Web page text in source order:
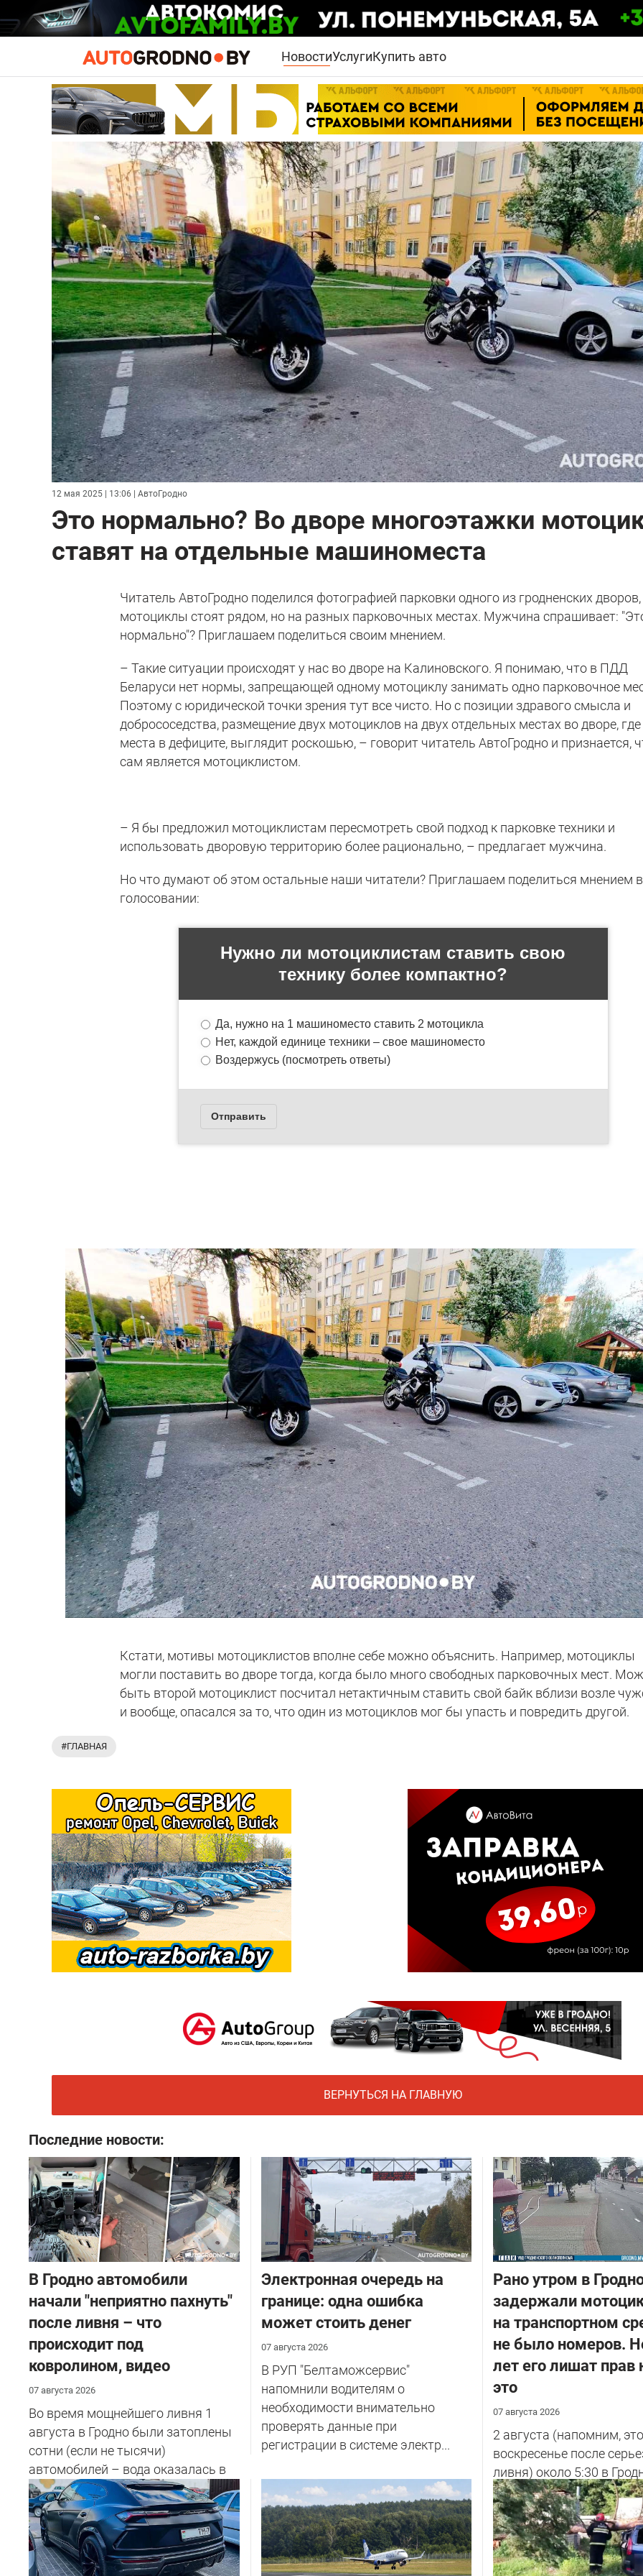
НовостиУслугиКупить авто
12 мая 2025 | 13:06 | АвтоГродно
Это нормально? Во дворе многоэтажки
ставят на отдельные машиноместа
Читатель АвтоГродно поделился фотографией парковки одного из гродненских дворов,
мотоциклы стоят рядом, но на разных парковочных местах. Мужчина спрашивает:
нормально"? Приглашаем поделиться своим мнением.
– Такие ситуации происходят у нас во дворе на Калиновского. Я понимаю, что в ПДД
Беларуси нет нормы, запрещающей одному мотоциклу занимать одно парковочное
Поэтому с юридической точки зрения тут все чисто. Но с позиции здравого смысла и
добрососедства, размещение двух мотоциклов на двух отдельных местах во дворе, где
места в дефиците, выглядит роскошью, – говорит читатель АвтоГродно и признается,
сам является мотоциклистом.
– Я бы предложил мотоциклистам пересмотреть свой подход к парковке техники и
использовать дворовую территорию более рационально, – предлагает мужчина.
Но что думают об этом остальные наши читатели? Приглашаем поделиться мнением в
голосовании:
Кстати, мотивы мотоциклистов вполне себе можно объяснить. Например, мотоциклы
могли поставить во дворе тогда, когда было много свободных парковочных мест.
быть второй мотоциклист посчитал нетактичным ставить свой байк вблизи возле
и вообще, опасался за то, что один из мотоциклов мог бы упасть и повредить другой.
#ГЛАВНАЯ
ВЕРНУТЬСЯ НА ГЛАВНУЮ
Последние новости:
В Гродно автомобили
начали "неприятно пахнуть"
после ливня – что
происходит под
ковролином, видео
07 августа 2026
Во время мощнейшего ливня 1
августа в Гродно были затоплены
сотни (если не тысячи)
автомобилей – вода оказалась в
салоне...
Электронная очередь на
границе: одна ошибка
может стоить денег
07 августа 2026
В РУП "Белтаможсервис"
напомнили водителям о
необходимости внимательно
проверять данные при
регистрации в системе электр...
Рано утром в
задержали
на транспортном
не было номеров.
лет его лишат прав
это
07 августа 2026
2 августа (напомним,
воскресенье после
ливня) около 5:30 в
улице Советских
у...